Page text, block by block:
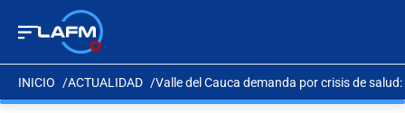
INICIO ACTUALIDAD Valle del Cauca demanda por crisis de